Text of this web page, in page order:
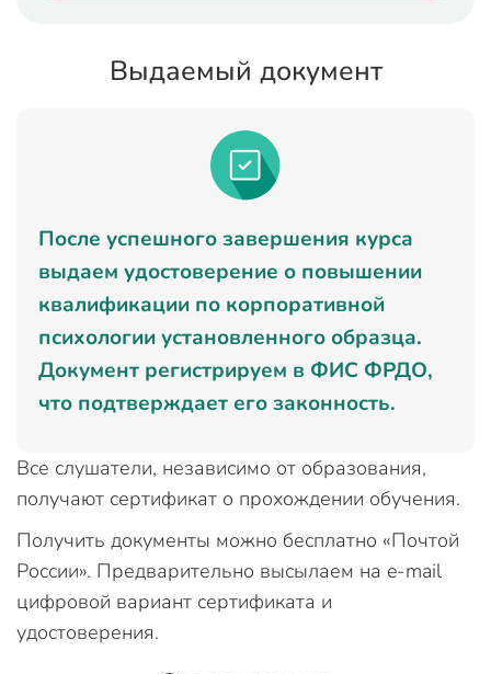
Выдаемый документ
После успешного завершения курса
выдаем удостоверение о повышении
квалификации по корпоративной
психологии установленного образца.
Документ регистрируем в ФИС ФРДО,
что подтверждает его законность.
Все слушатели, независимо от образования,
получают сертификат о прохождении обучения.
Получить документы можно бесплатно «Почтой
России». Предварительно высылаем на e-mail
цифровой вариант сертификата и
удостоверения.